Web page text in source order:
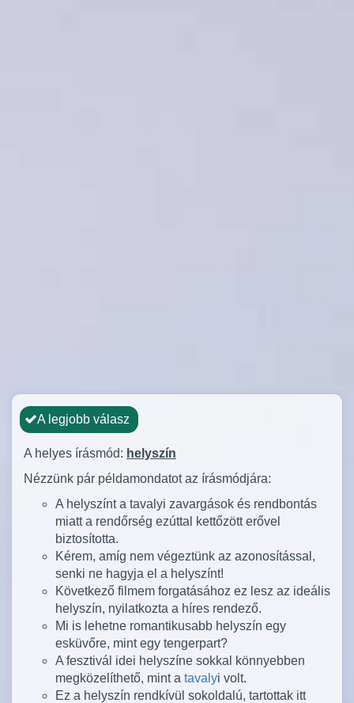
A legjobb válasz
A helyes írásmód: helyszín
Nézzünk pár példamondatot az írásmódjára:
A helyszínt a tavalyi zavargások és rendbontás
miatt a rendőrség ezúttal kettőzött erővel
biztosította.
Kérem, amíg nem végeztünk az azonosítással,
senki ne hagyja el a helyszínt!
Következő filmem forgatásához ez lesz az ideális
helyszín, nyilatkozta a híres rendező.
Mi is lehetne romantikusabb helyszín egy
esküvőre, mint egy tengerpart?
A fesztivál idei helyszíne sokkal könnyebben
megközelíthető, mint a tavalyi volt.
Ez a helyszín rendkívül sokoldalú, tartottak itt